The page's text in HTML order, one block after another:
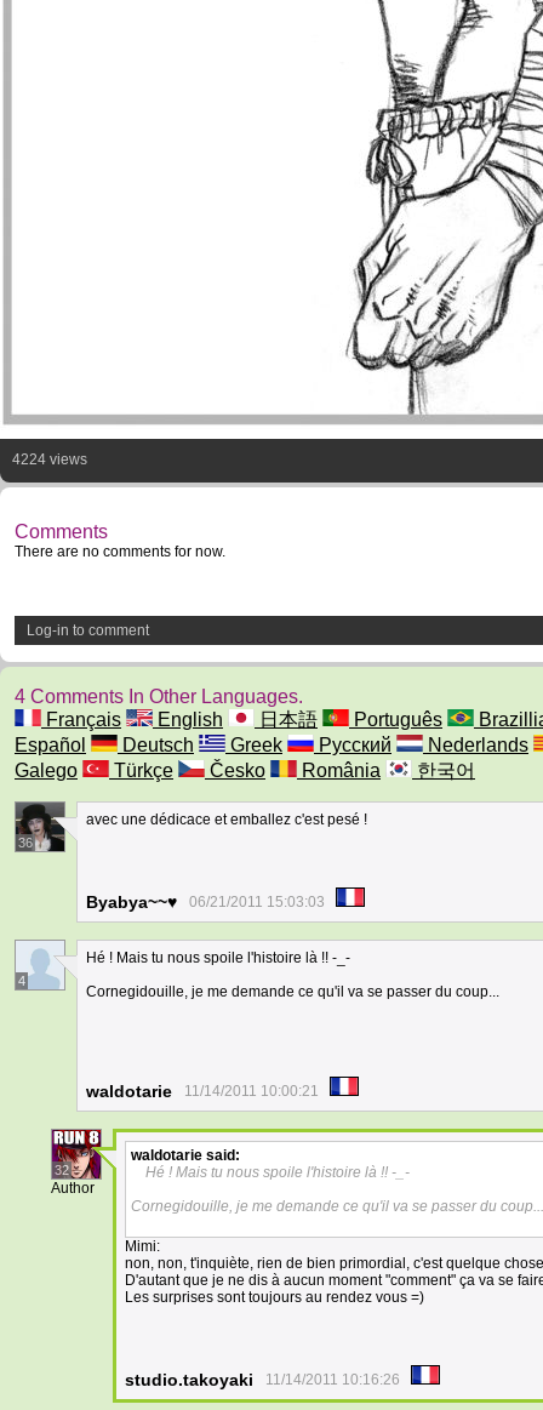
4224 views
Comments
There are no comments for now.
Log-in to comment
4 Comments In Other Languages.
Français
English 日本語 Português
Español
Deutsch Greek Русский
Nederlands
Galego
Türkçe Česko România 한국어
36
avec une dédicace et emballez c'est pesé !
Byabya~~♥ 06/21/2011 15:03:03
4
Hé ! Mais tu nous spoile l'histoire là !! -_-
Cornegidouille, je me demande ce qu'il va se passer du coup...
waldotarie 11/14/2011 10:00:21
32
Author
waldotarie said:
Hé ! Mais tu nous spoile l'histoire là !! -_-
Cornegidouille, je me demande ce qu'il va se passer du coup...
Mimi:
non, non, t'inquiète, rien de bien primordial, c'est quelque
D'autant que je ne dis à aucun moment "comment" ça va se
Les surprises sont toujours au rendez vous =)
studio.takoyaki 11/14/2011 10:16:26